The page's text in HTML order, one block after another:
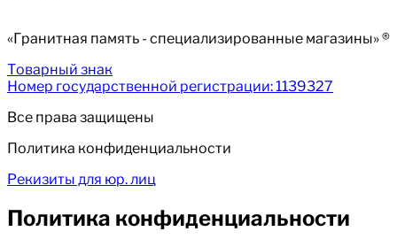
«Гранитная память - специализированные магазины» ®
Товарный знак
Номер государственной регистрации: 1139327
Все права защищены
Политика конфиденциальности
Рекизиты для юр. лиц
Политика конфиденциальности